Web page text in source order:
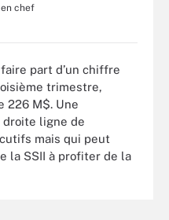
chef
part d’un chiffre
trimestre,
226 M$. Une
droite ligne de
mais qui peut
la SSII à profiter de la